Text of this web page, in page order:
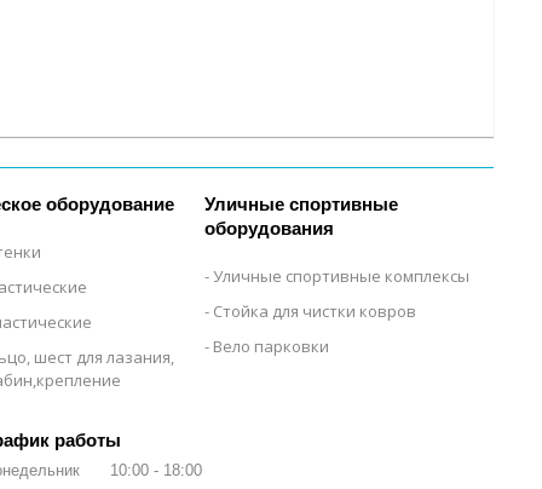
оборудование
шест для лазания,
Уличные спортивные
оборудования
Уличные спортивные комплексы
Стойка для чистки ковров
Вело парковки
работы
10:00
18:00